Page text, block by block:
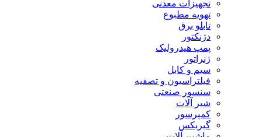
تجهیزات معدنی
تهویه مطبوع
تابلو برق
دژنکتور
پمپ هیدرولیک
ژنراتور
سیم و کابل
فیلتراسیون و تصفیه
سنسور صنعتی
شیر آلات
کمپرسور
گیربکس